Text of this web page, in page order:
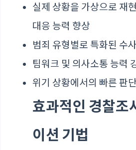
실제 상황을 가상으로 재
대응 능력 향상
범죄 유형별로 특화된 수
팀워크 및 의사소통 능력
위기 상황에서의 빠른 판
효과적인 경찰조
이션 기법